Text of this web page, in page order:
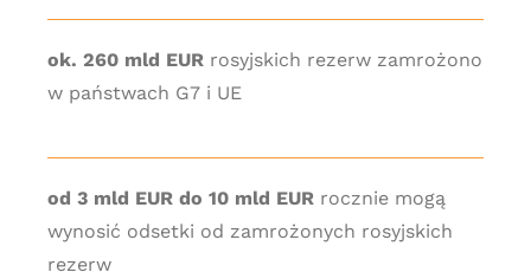
ok. 260 mld EURrosyjskich rezerw zamrożono
w państwach G7 i UE
od 3 mld EUR do 10 mld EURrocznie mogą
wynosić odsetki od zamrożonych rosyjskich
rezerw